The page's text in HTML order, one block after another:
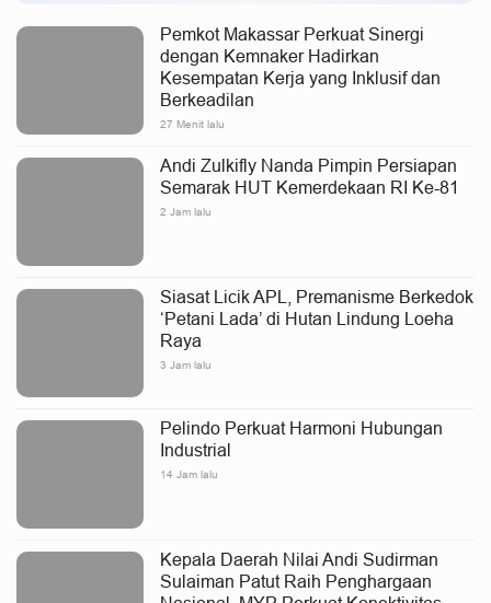
Pemkot Makassar Perkuat Sinergi
dengan Kemnaker Hadirkan
Kesempatan Kerja yang Inklusif dan
Berkeadilan
27 Menit lalu
Andi Zulkifly Nanda Pimpin Persiapan
Semarak HUT Kemerdekaan RI Ke-81
2 Jam lalu
Siasat Licik APL, Premanisme Berkedok
‘Petani Lada’ di Hutan Lindung Loeha
Raya
3 Jam lalu
Pelindo Perkuat Harmoni Hubungan
Industrial
14 Jam lalu
Kepala Daerah Nilai Andi Sudirman
Sulaiman Patut Raih Penghargaan